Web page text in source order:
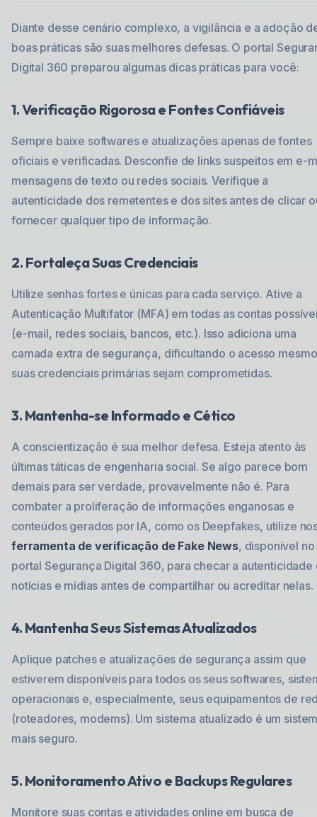
Diante desse cenário complexo, a vigilância e a adoção
boas práticas são suas melhores defesas. O portal
Digital 360 preparou algumas dicas práticas para você:
1. Verificação Rigorosa e Fontes Confiáveis
Sempre baixe softwares e atualizações apenas de fontes
oficiais e verificadas. Desconfie de links suspeitos em e-
mensagens de texto ou redes sociais. Verifique a
autenticidade dos remetentes e dos sites antes de clicar
fornecer qualquer tipo de informação.
2. Fortaleça Suas Credenciais
Utilize senhas fortes e únicas para cada serviço. Ative a
Autenticação Multifator (MFA) em todas as contas
(e-mail, redes sociais, bancos, etc.). Isso adiciona uma
camada extra de segurança, dificultando o acesso
suas credenciais primárias sejam comprometidas.
3. Mantenha-se Informado e Cético
A conscientização é sua melhor defesa. Esteja atento às
últimas táticas de engenharia social. Se algo parece bom
demais para ser verdade, provavelmente não é. Para
combater a proliferação de informações enganosas e
conteúdos gerados por IA, como os Deepfakes, utilize
ferramenta de verificação de Fake News, disponível no
portal Segurança Digital 360, para checar a autenticidade
notícias e mídias antes de compartilhar ou acreditar nelas.
4. Mantenha Seus Sistemas Atualizados
Aplique patches e atualizações de segurança assim que
estiverem disponíveis para todos os seus softwares,
operacionais e, especialmente, seus equipamentos de
(roteadores, modems). Um sistema atualizado é um
mais seguro.
5. Monitoramento Ativo e Backups Regulares
Monitore suas contas e atividades online em busca de